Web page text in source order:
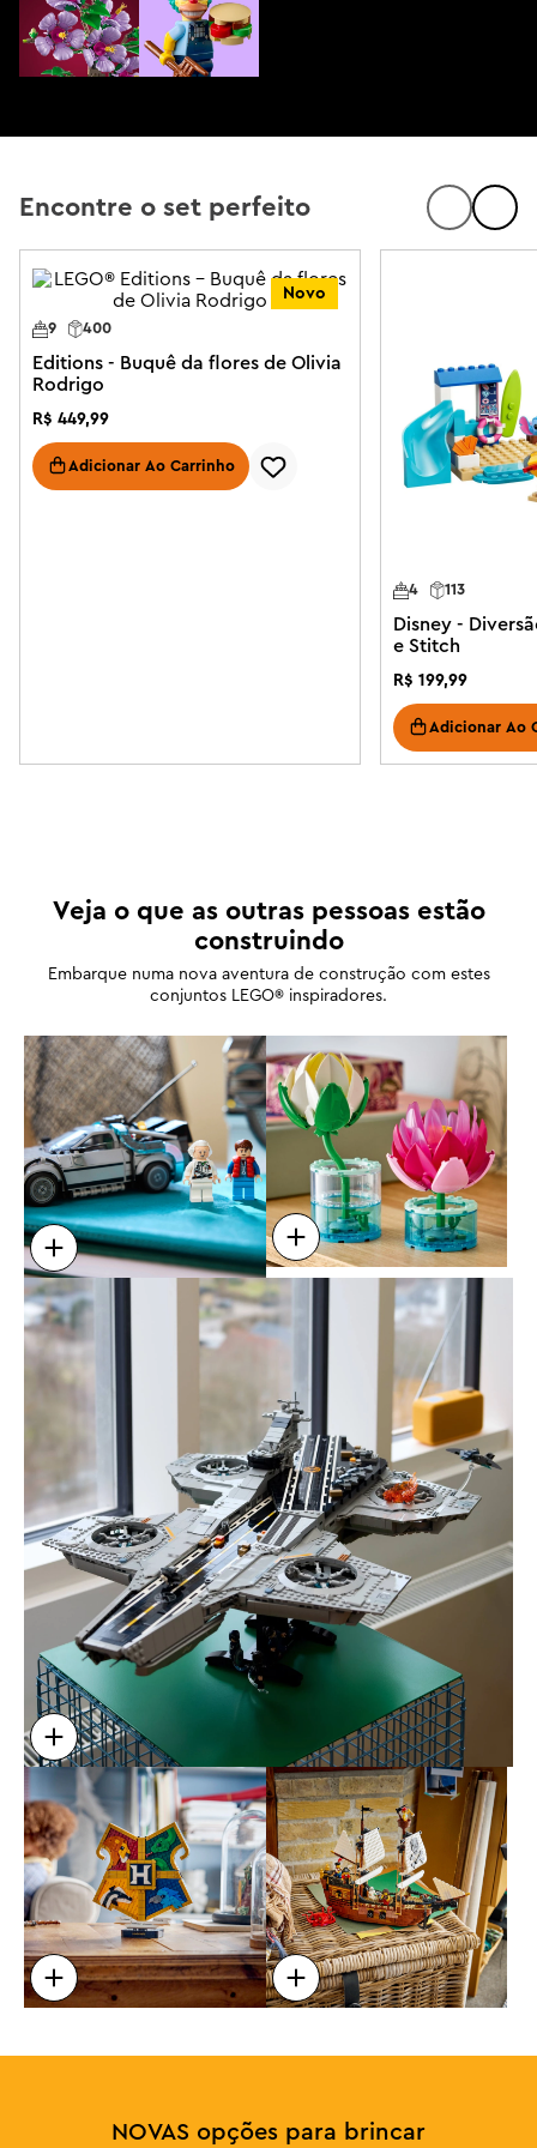
Ganhe um set exclusivo
Nas compras a partir de R$899,99 com entrega do modo
normal.
Comprar Agora
Encontre o set perfeito
Novo
9 400
Editions - Buquê da flores de Olivia
Rodrigo
R$ 449,99
Adicionar Ao Carrinho
113
4
Disney -
e Stitch
R$ 199,99
Adicionar Ao
Veja o que as outras pessoas estão
construindo
Embarque numa nova aventura de construção com estes
conjuntos LEGO® inspiradores.
NOVAS opções para brincar